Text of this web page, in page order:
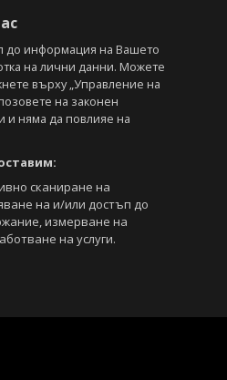
до информация на Вашето
на лични данни. Можете
върху „Управление на
на законен
няма да повлияе на
сканиране на
на и/или достъп до
измерване на
на услуги.